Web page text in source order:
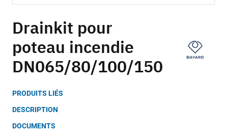
to
the
beginning
of
the
gallery
Drainkit pour
poteau incendie
DN065/80/100/150
PRODUITS LIÉS
DESCRIPTION
DOCUMENTS